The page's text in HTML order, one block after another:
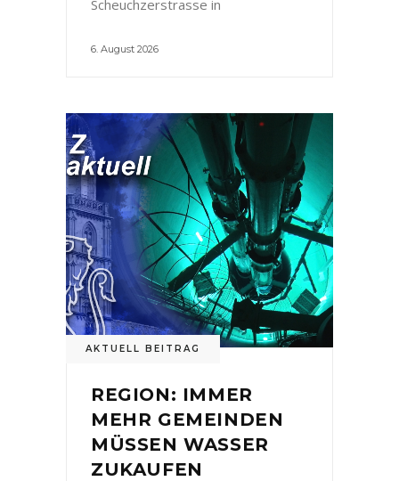
Scheuchzerstrasse in
6. August 2026
AKTUELL BEITRAG
REGION: IMMER
MEHR GEMEINDEN
MÜSSEN WASSER
ZUKAUFEN